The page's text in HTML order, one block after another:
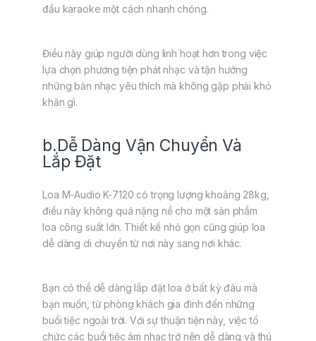
đầu karaoke một cách nhanh chóng.
Điều này giúp người dùng linh hoạt hơn trong việc
lựa chọn phương tiện phát nhạc và tận hưởng
những bản nhạc yêu thích mà không gặp phải khó
khăn gì.
b.Dễ Dàng Vận Chuyển Và
Lắp Đặt
Loa M-Audio K-7120 có trọng lượng khoảng 28kg,
điều này không quá nặng nề cho một sản phẩm
loa công suất lớn. Thiết kế nhỏ gọn cũng giúp loa
dễ dàng di chuyển từ nơi này sang nơi khác.
Bạn có thể dễ dàng lắp đặt loa ở bất kỳ đâu mà
bạn muốn, từ phòng khách gia đình đến những
buổi tiệc ngoài trời. Với sự thuận tiện này, việc tổ
chức các buổi tiệc âm nhạc trở nên dễ dàng và thú